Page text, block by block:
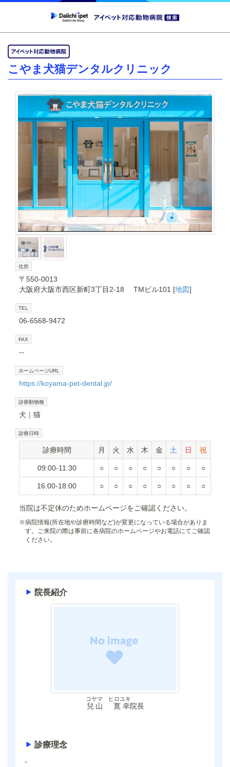
こやま犬猫デンタルクリニック
住所
〒550-0013
大阪府大阪市西区新町3丁目2-18 TMビル101 [地図]
TEL
06-6568-9472
FAX
--
ホームページURL
https://koyama-pet-dental.jp/
診療動物種
犬 猫
診療日時
診療時間 月 火 水 木 金 土 日 祝
09:00-11:30 ○ ○ ○ ○ ○ ○ ○ ○
16:00-18:00 ○ ○ ○ ○ ○ ○ ○ ○
当院は不定休のためホームページをご確認ください。
※病院情報(所在地や診療時間など)が変更になっている場合がありま
す。ご来院の際は事前に各病院のホームページやお電話にてご確認
ください。
院長紹介
兒山 寛幸
コヤマ ヒロユキ
院長
診療理念
-